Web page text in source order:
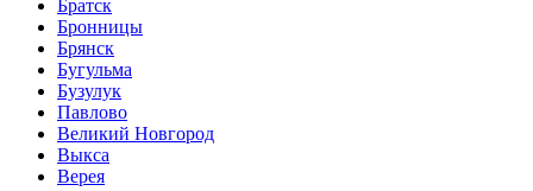
Братск
Бронницы
Брянск
Бугульма
Бузулук
Павлово
Великий Новгород
Выкса
Верея